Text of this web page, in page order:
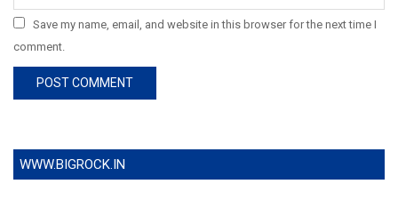
Save my name, email, and website in this browser for the next time I
comment.
WWW.BIGROCK.IN